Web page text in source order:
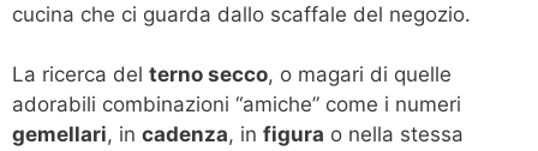
cucina che ci guarda dallo scaffale del negozio.
La ricerca del terno secco, o magari di quelle
adorabili combinazioni “amiche” come i numeri
gemellari, in cadenza, in figura o nella stessa